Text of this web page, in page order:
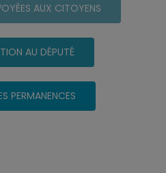
AUX CITOYENS
AU DÉPUTÉ
PERMANENCES